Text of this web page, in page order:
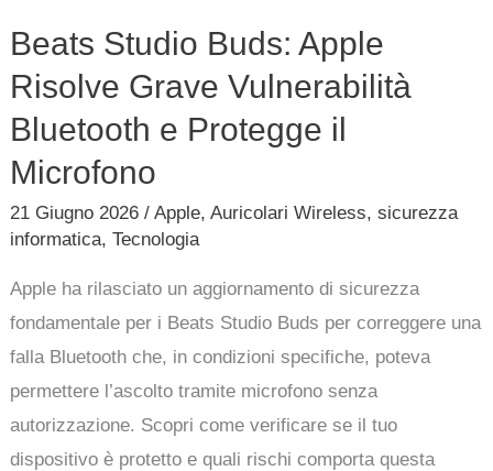
Beats Studio Buds: Apple
Risolve Grave Vulnerabilità
Bluetooth e Protegge il
Microfono
21 Giugno 2026/Apple,Auricolari Wireless,sicurezza
informatica,Tecnologia
Apple ha rilasciato un aggiornamento di sicurezza
fondamentale per i Beats Studio Buds per correggere una
falla Bluetooth che, in condizioni specifiche, poteva
permettere l’ascolto tramite microfono senza
autorizzazione. Scopri come verificare se il tuo
dispositivo è protetto e quali rischi comporta questa